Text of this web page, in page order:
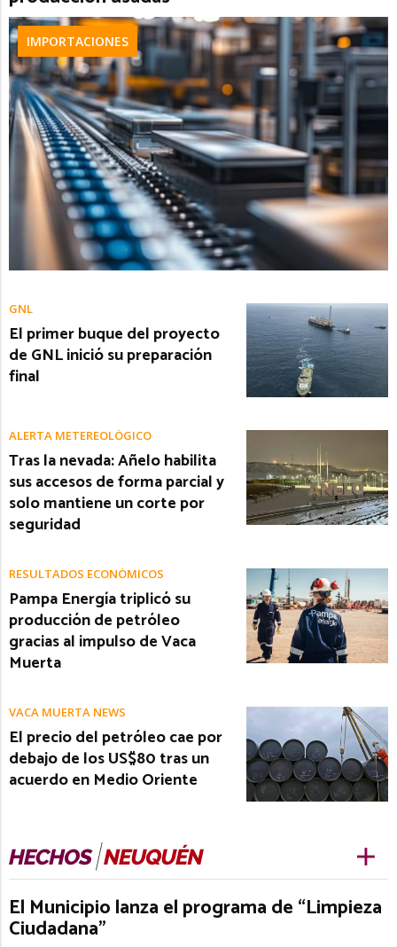
IMPORTACIONES
GNL
El primer buque del proyecto
de GNL inició su preparación
final
ALERTA METEREOLÓGICO
Tras la nevada: Añelo habilita
sus accesos de forma parcial y
solo mantiene un corte por
seguridad
RESULTADOS ECONÓMICOS
Pampa Energía triplicó su
producción de petróleo
gracias al impulso de Vaca
Muerta
VACA MUERTA NEWS
El precio del petróleo cae por
debajo de los US$80 tras un
acuerdo en Medio Oriente
El Municipio lanza el programa de “Limpieza
Ciudadana”